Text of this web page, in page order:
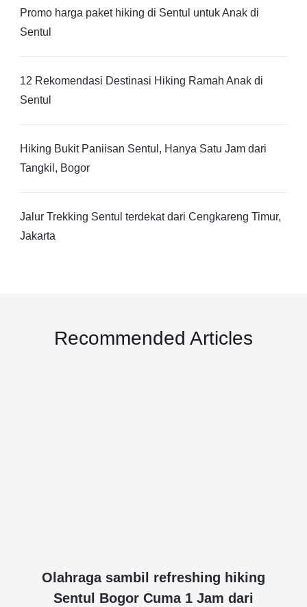
Promo harga paket hiking di Sentul untuk Anak di
Sentul
12 Rekomendasi Destinasi Hiking Ramah Anak di
Sentul
Hiking Bukit Paniisan Sentul, Hanya Satu Jam dari
Tangkil, Bogor
Jalur Trekking Sentul terdekat dari Cengkareng Timur,
Jakarta
Recommended Articles
Olahraga sambil refreshing hiking
Sentul Bogor Cuma 1 Jam dari